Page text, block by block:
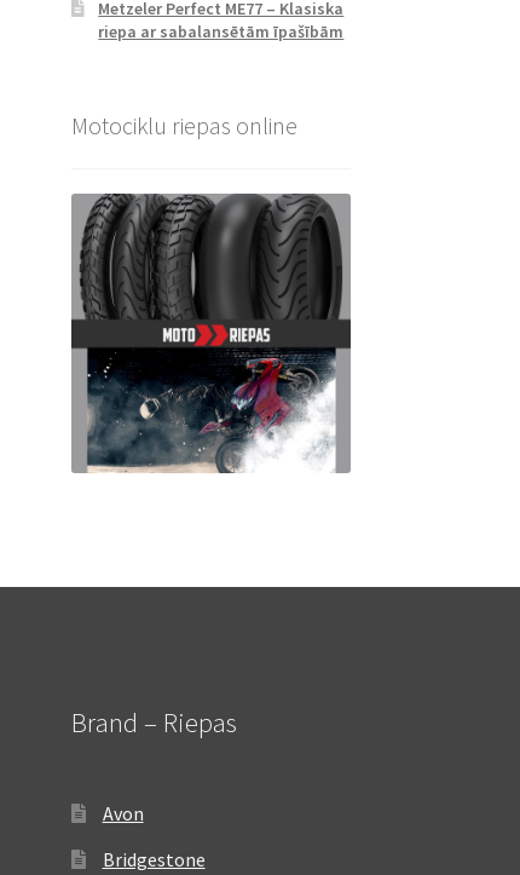
Metzeler Perfect ME77 – Klasiska
riepa ar sabalansētām īpašībām
Motociklu riepas online
Brand – Riepas
Avon
Bridgestone